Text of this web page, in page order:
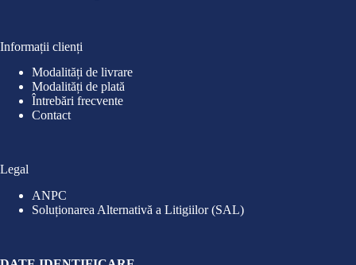
Informații clienți
Modalități de livrare
Modalități de plată
Întrebări frecvente
Contact
Legal
ANPC
Soluționarea Alternativă a Litigiilor (SAL)